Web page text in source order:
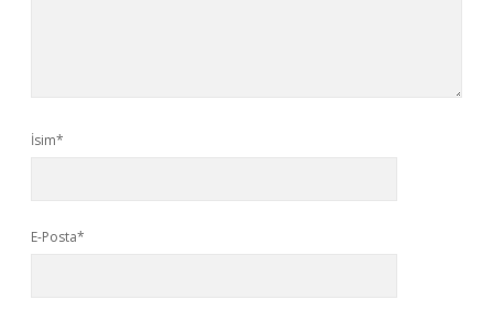
İsim*
E-Posta*